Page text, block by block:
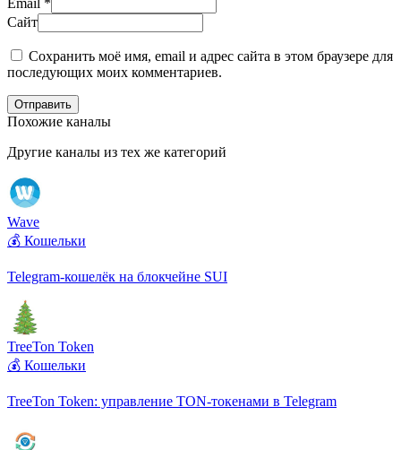
Сайт
Сохранить моё имя, email и адрес сайта в этом браузере для
последующих моих комментариев.
Отправить
Похожие каналы
Другие каналы из тех же категорий
Wave
💰 Кошельки
Telegram-кошелёк на блокчейне SUI
TreeTon Token
💰 Кошельки
TreeTon Token: управление TON-токенами в Telegram